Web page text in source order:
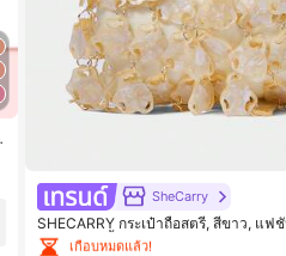
SheCarry
SHECARRY กระเป๋าถือสตรี, สีขาว, แฟ
ด, งานปาร์ตี้
#1 ขายดี
เกือบหมดแล้ว!
#1 ขายดี
#1 ขายดี